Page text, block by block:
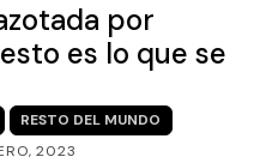
por
es lo que se
RESTO DEL MUNDO
2023